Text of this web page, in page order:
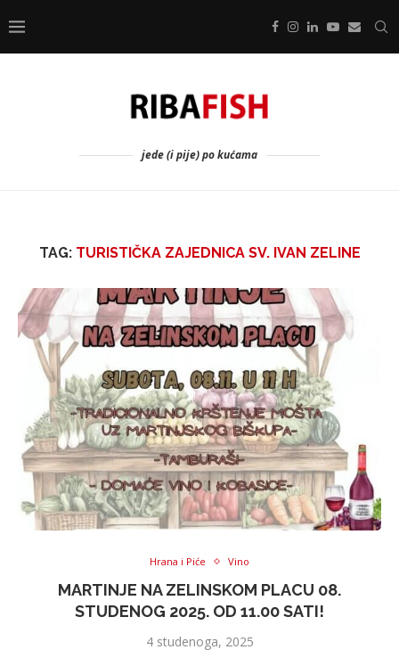
jede (i pije) po kućama
TAG: TURISTIČKA ZAJEDNICA SV. IVAN ZELINE
Hrana i Piće Vino
MARTINJE NA ZELINSKOM PLACU 08.
STUDENOG 2025. OD 11.00 SATI!
4 studenoga, 2025